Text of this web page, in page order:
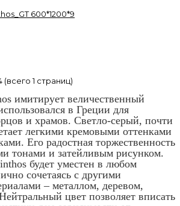
600*1200*9
(всего 1 страниц)
имитирует величественный
в Греции для
и храмов. Светло-серый, почти
легкими кремовыми оттенками
Его радостная торжественность
тонами и затейливым рисунком.
будет уместен в любом
сочетаясь с другими
– металлом, деревом,
цвет позволяет вписать